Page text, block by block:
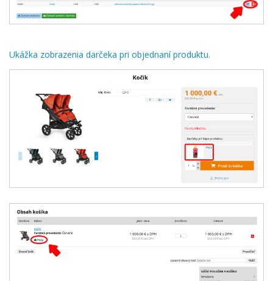
Ukážka zobrazenia darčeka pri objednaní produktu.